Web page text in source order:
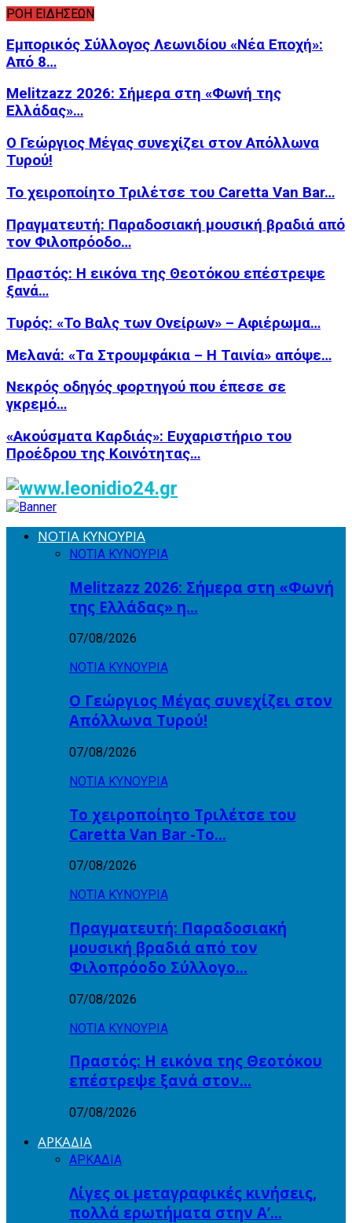
ΡΟΗ ΕΙΔΗΣΕΩΝ
Εμπορικός Σύλλογος Λεωνιδίου «Νέα Εποχή»:
Από 8…
Melitzazz 2026: Σήμερα στη «Φωνή της
Ελλάδας»…
Ο Γεώργιος Μέγας συνεχίζει στον Απόλλωνα
Τυρού!
Το χειροποίητο Τριλέτσε του Caretta Van Bar…
Πραγματευτή: Παραδοσιακή μουσική βραδιά από
τον Φιλοπρόοδο…
Πραστός: Η εικόνα της Θεοτόκου επέστρεψε
ξανά…
Τυρός: «Το Βαλς των Ονείρων» – Αφιέρωμα…
Μελανά: «Τα Στρουμφάκια – Η Ταινία» απόψε…
Νεκρός οδηγός φορτηγού που έπεσε σε
γκρεμό…
«Ακούσματα Καρδιάς»: Ευχαριστήριο του
Προέδρου της Κοινότητας…
ΝΟΤΙΑ ΚΥΝΟΥΡΙΑ
ΝΟΤΙΑ ΚΥΝΟΥΡΙΑ
Melitzazz 2026: Σήμερα στη «Φωνή
της Ελλάδας» η…
07/08/2026
ΝΟΤΙΑ ΚΥΝΟΥΡΙΑ
Ο Γεώργιος Μέγας συνεχίζει στον
Απόλλωνα Τυρού!
07/08/2026
ΝΟΤΙΑ ΚΥΝΟΥΡΙΑ
Το χειροποίητο Τριλέτσε του
Caretta Van Bar -Το…
07/08/2026
ΝΟΤΙΑ ΚΥΝΟΥΡΙΑ
Πραγματευτή: Παραδοσιακή
μουσική βραδιά από τον
Φιλοπρόοδο Σύλλογο…
07/08/2026
ΝΟΤΙΑ ΚΥΝΟΥΡΙΑ
Πραστός: Η εικόνα της Θεοτόκου
επέστρεψε ξανά στον…
07/08/2026
ΑΡΚΑΔΙΑ
ΑΡΚΑΔΙΑ
Λίγες οι μεταγραφικές κινήσεις,
πολλά ερωτήματα στην Α’…